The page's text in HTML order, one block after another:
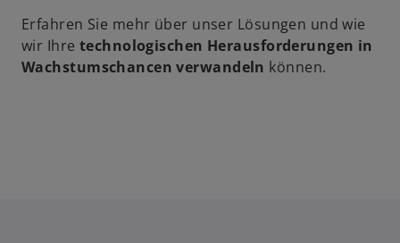
Erfahren Sie mehr über unser Lösungen und wie
wir Ihre technologischen Herausforderungen in
Wachstumschancen verwandeln können.